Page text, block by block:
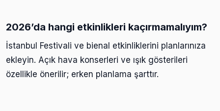
2026’da hangi etkinlikleri kaçırmamalıyım?
İstanbul Festivali ve bienal etkinliklerini planlarınıza
ekleyin. Açık hava konserleri ve ışık gösterileri
özellikle önerilir; erken planlama şarttır.